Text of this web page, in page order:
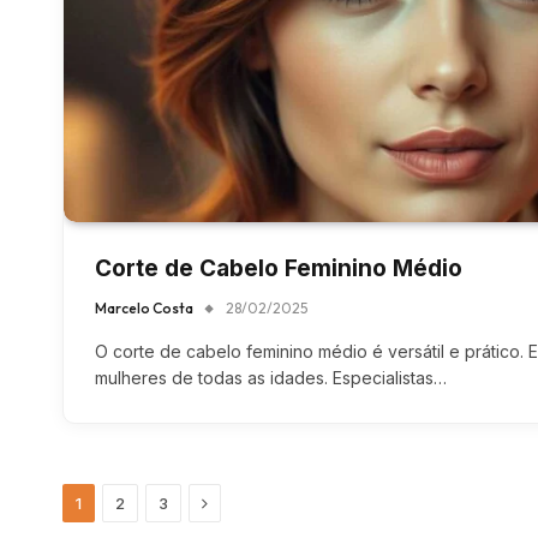
Corte de Cabelo Feminino Médio
Marcelo Costa 28/02/2025
O corte de cabelo feminino médio é versátil e prático.
mulheres de todas as idades. Especialistas…
1 2 3 Next